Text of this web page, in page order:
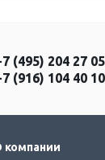
(495) 204 27 05
(916) 104 40 10
компании